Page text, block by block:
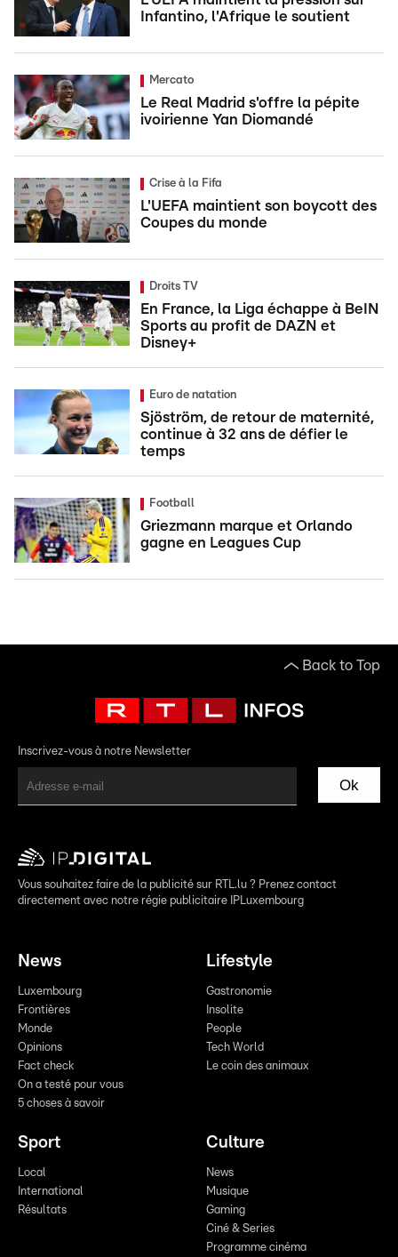
Infantino, l'Afrique le soutient
Mercato
Le Real Madrid s'offre la pépite
ivoirienne Yan Diomandé
Crise à la Fifa
L'UEFA maintient son boycott des
Coupes du monde
Droits TV
En France, la Liga échappe à BeIN
Sports au profit de DAZN et
Disney+
Euro de natation
Sjöström, de retour de maternité,
continue à 32 ans de défier le
temps
Football
Griezmann marque et Orlando
gagne en Leagues Cup
Back to Top
Inscrivez-vous à notre Newsletter
Ok
Vous souhaitez faire de la publicité sur RTL.lu ? Prenez contact
directement avec notre régie publicitaire IPLuxembourg
News
Luxembourg
Frontières
Monde
Opinions
Fact check
On a testé pour vous
5 choses à savoir
Lifestyle
Gastronomie
Insolite
People
Tech World
Le coin des animaux
Sport
Local
International
Résultats
Culture
News
Musique
Gaming
Ciné & Series
Programme cinéma